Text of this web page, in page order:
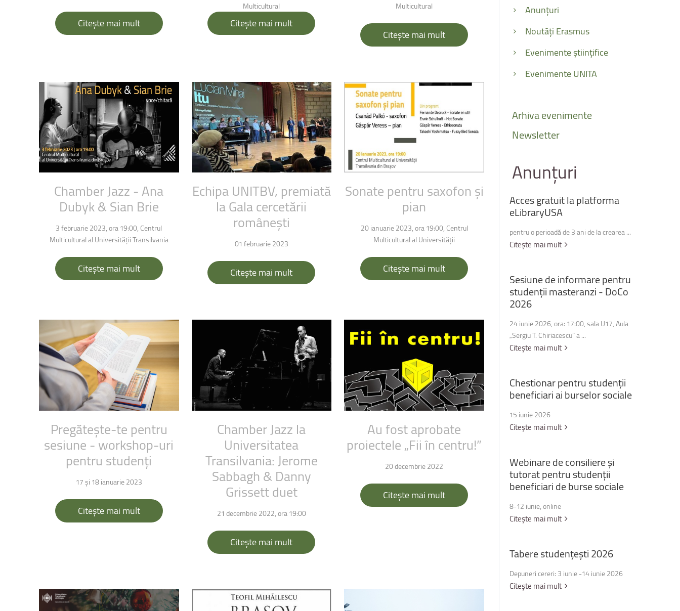
Radio Campus Transilvania
Citește mai mult
Multicultural
Citește mai mult
Multicultural
Citește mai mult
ChamberJazz - Ana
Dubyk& Sian Brie
3 februarie 2023, ora 19:00, Centrul
Multicultural al Universității Transilvania
Citește mai mult
Echipa UNITBV, premiată
laGalacercetării
românești
01 februarie 2023
Citește mai mult
Sonate pentru saxofon și
pian
20 ianuarie 2023, ora 19:00, Centrul
Multicultural al Universității
Citește mai mult
Pregătește-te pentru
sesiune - workshop-uri
pentru studenți
17 și 18 ianuarie 2023
Citește mai mult
ChamberJazz la
Universitatea
Transilvania: Jerome
Sabbagh & Danny
Grissettduet
21 decembrie 2022, ora 19:00
Citește mai mult
Au fostaprobate
proiectele „Fii în centru!”
20 decembrie 2022
Citește mai mult
Anunțuri
Noutăți Erasmus
Evenimente științifice
Evenimente UNITA
Arhivaevenimente
Newsletter
Anunțuri
Accesgratuitlaplatforma
eLibraryUSA
pentru o perioadă de 3 ani de la crearea ...
Citește mai mult
Sesiunedeinformarepentru
studențiimasteranzi-DoCo
2026
24 iunie 2026, ora: 17:00, sala U17, Aula
„Sergiu T. Chiriacescu” a ...
Citește mai mult
Chestionarpentrustudenții
beneficiariaiburselorsociale
15 iunie 2026
Citește mai mult
Webinaredeconsiliereși
tutoratpentrustudenții
beneficiaridebursesociale
8-12 iunie, online
Citește mai mult
Taberestudențești2026
Depuneri cereri: 3 iunie -14 iunie 2026
Citește mai mult